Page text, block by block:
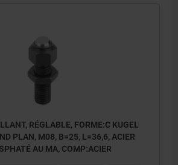
RÉGLABLE, FORME:C KUGEL
PLAN, M08, B=25, L=36,6, ACIER
AU MA, COMP:ACIER